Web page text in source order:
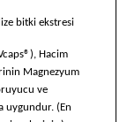
bitki ekstresi
Hacim
Magnezyum
ve
uygundur. (En